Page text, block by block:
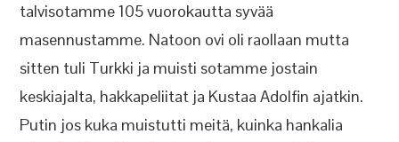
talvisotamme 105 vuorokautta syvää
masennustamme. Natoon ovi oli raollaan mutta
sitten tuli Turkki ja muisti sotamme jostain
keskiajalta, hakkapeliitat ja Kustaa Adolfin ajatkin.
Putin jos kuka muistutti meitä, kuinka hankalia